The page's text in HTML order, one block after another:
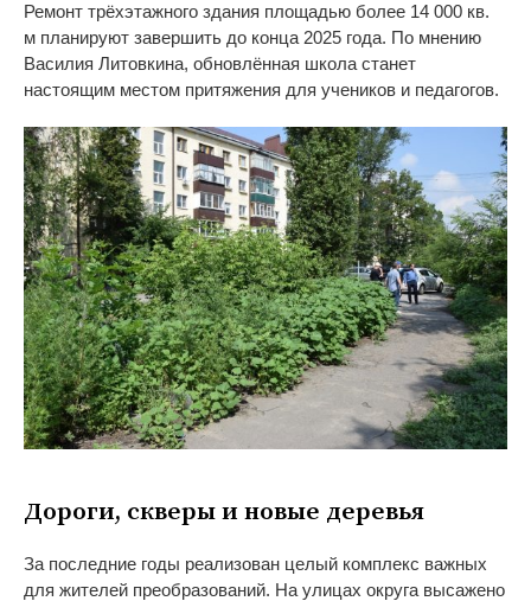
Ремонт трёхэтажного здания площадью более 14 000 кв.
м планируют завершить до конца 2025 года. По мнению
Василия Литовкина, обновлённая школа станет
настоящим местом притяжения для учеников и педагогов.
Дороги, скверы и новые деревья
За последние годы реализован целый комплекс важных
для жителей преобразований. На улицах округа высажено